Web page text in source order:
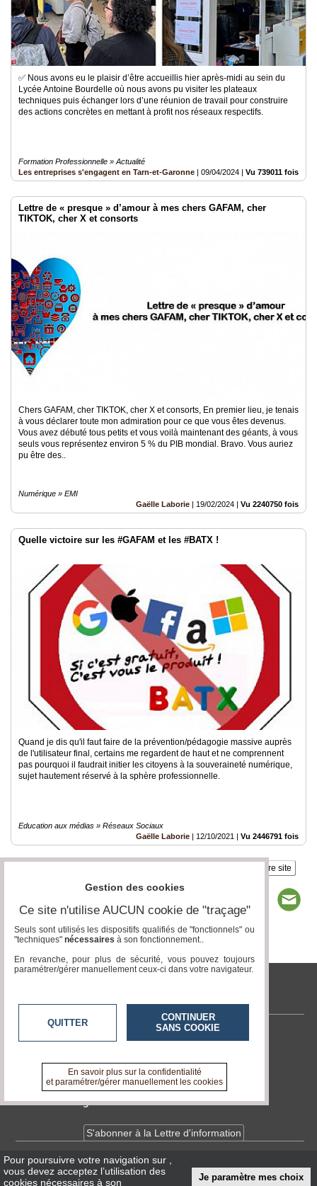
✅ Nous avons eu le plaisir d’être accueillis hier après-midi au sein du
Lycée Antoine Bourdelle où nous avons pu visiter les plateaux
techniques puis échanger lors d’une réunion de travail pour construire
des actions concrètes en mettant à profit nos réseaux respectifs.
Formation Professionnelle » Actualité
Les entreprises s'engagent en Tarn-et-Garonne | 09/04/2024 | Vu 739011 fois
Lettre de « presque » d’amour à mes chers GAFAM, cher
TIKTOK, cher X et consorts
Chers GAFAM, cher TIKTOK, cher X et consorts, En premier lieu, je tenais
à vous déclarer toute mon admiration pour ce que vous êtes devenus.
Vous avez débuté tous petits et vous voilà maintenant des géants, à vous
seuls vous représentez environ 5 % du PIB mondial. Bravo. Vous auriez
pu être des..
Numérique » EMI
Gaëlle Laborie | 19/02/2024 | Vu 2240750 fois
Quelle victoire sur les #GAFAM et les #BATX !
Quand je dis qu'il faut faire de la prévention/pédagogie massive auprès
de l'utilisateur final, certains me regardent de haut et ne comprennent
pas pourquoi il faudrait initier les citoyens à la souveraineté numérique,
sujet hautement réservé à la sphère professionnelle.
Education aux médias » Réseaux Sociaux
Gaëlle Laborie | 12/10/2021 | Vu 2446791 fois
Insérez sur votre site
www.acteurs-locaux.fr
Contactez-nous
A propos de www.acteurs-locaux.fr
Devenir délégué
S'abonner à la Lettre d'information
InfosCNIL/RGPD
Conditions Générales d'Utilisation
Pour poursuivre votre navigation sur
vous devez acceptez l’utilisation des
cookies nécessaires à son
Je paramètre mes choix
Gestion des cookies
Ce site n'utilise AUCUN cookie de "traçage"
Seuls sont utilisés les dispositifs qualifiés de "fonctionnels" ou
"techniques" nécessaires à son fonctionnement..
En revanche, pour plus de sécurité, vous pouvez toujours
paramétrer/gérer manuellement ceux-ci dans votre navigateur.
QUITTER
CONTINUER
SANS COOKIE
En savoir plus sur la confidentialité
et paramétrer/gérer manuellement les cookies